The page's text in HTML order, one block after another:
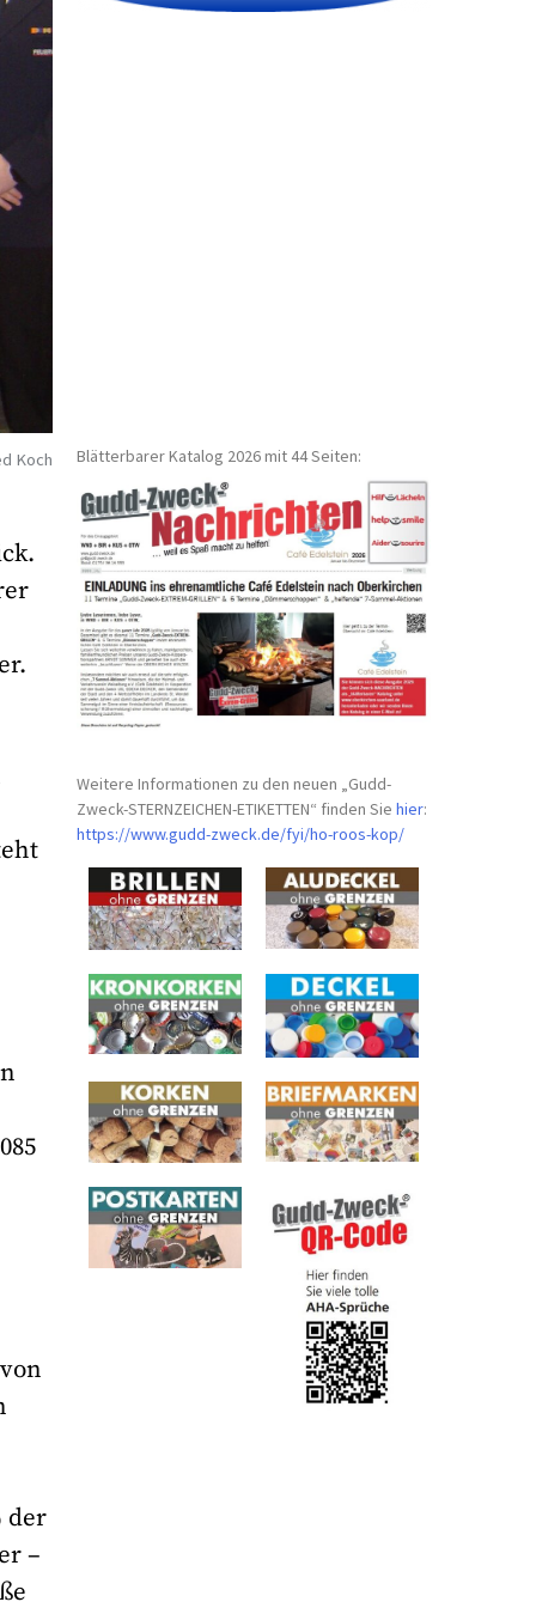
Koch
der
–
Blätterbarer Katalog 2026 mit 44 Seiten:
Weitere Informationen zu den neuen „Gudd-
Zweck-STERNZEICHEN-ETIKETTEN“ finden Siehier:
https://www.gudd-zweck.de/fyi/ho-roos-kop/